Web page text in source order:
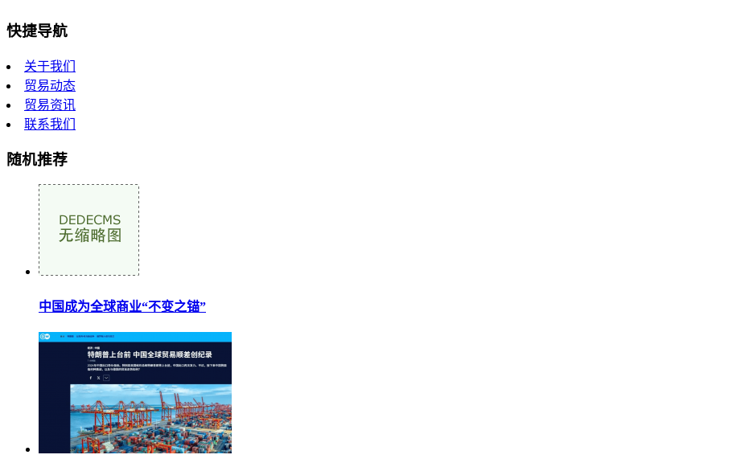
快捷导航
关于我们
贸易动态
贸易资讯
联系我们
随机推荐
中国成为全球商业“不变之锚”